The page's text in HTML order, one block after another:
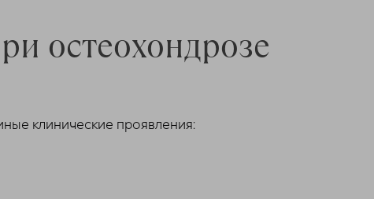
остеохондрозе
клинические проявления: